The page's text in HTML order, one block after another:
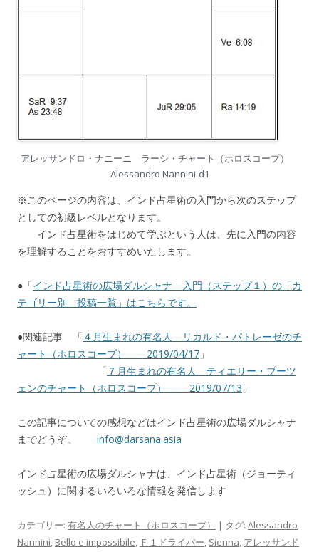
アレッサンドロ・ナニーニ ラーシ・チャート（ホロスコープ）
Alessandro Nannini-d1
※このページの内容は、インド占星術の入門から次のステップ
としての初級レベルとなります。
インド占星術をはじめて学ぶという人は、先に入門の内容
を理解することをおすすめいたします。
●「インド占星術の広場ダルシャナ 入門（ステップ１）の「カ
テゴリー別 投稿一覧」はこちらです。
●関連記事 「 ４月生まれの有名人 リカルド・パトレーゼのチ
ャート（ホロスコープ） 2019/04/17 」
「 ７月生まれの有名人 ティエリー・ブーツ
ェンのチャート（ホロスコープ） 2019/07/13 」
この記事についての感想などはインド占星術の広場ダルシャナ
までどうぞ。 info@darsana.asia
インド占星術の広場ダルシャナは、インド占星術（ジョーティ
ッシュ）に関するいろいろな情報を発信します
カテゴリー: 有名人のチャート（ホロスコープ） | タグ: Alessandro
Nannini, Bello e impossibile, Ｆ１ドライバー, Sienna, アレッサンド